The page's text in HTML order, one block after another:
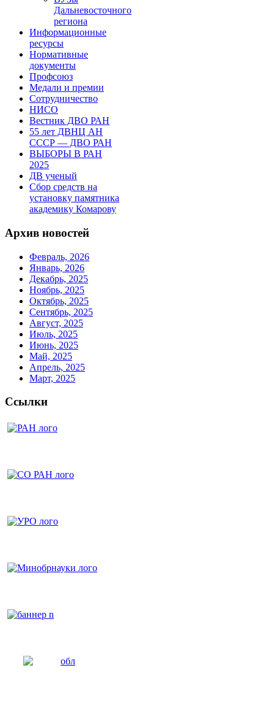
Дальневосточного
региона
Информационные
ресурсы
Нормативные
документы
Профсоюз
Медали и премии
Сотрудничество
НИСО
Вестник ДВО РАН
55 лет ДВНЦ АН
СССР — ДВО РАН
ВЫБОРЫ В РАН
2025
ДВ ученый
Сбор средств на
установку памятника
академику Комарову
Архив новостей
Февраль, 2026
Январь, 2026
Декабрь, 2025
Ноябрь, 2025
Октябрь, 2025
Сентябрь, 2025
Август, 2025
Июль, 2025
Июнь, 2025
Май, 2025
Апрель, 2025
Март, 2025
Ссылки